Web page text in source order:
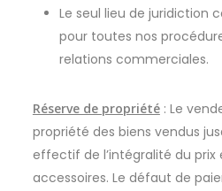
Le seul lieu de juridiction
pour toutes nos
relations commerciales.
Réserve de propriété: Le
propriété des biens vendus
effectif de l’intégralité du prix
accessoires. Le défaut de